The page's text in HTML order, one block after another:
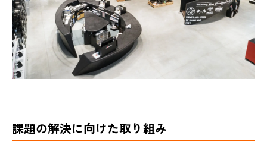
課題の解決に向けた取り組み